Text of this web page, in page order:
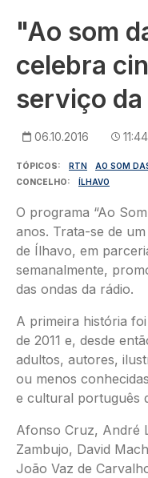
"Ao som
celebra
serviço
06.10.2016 11:44
TÓPICOS RTN AO SOM
CONCELHO
ÍLHAVO
O programa “Ao
anos. Trata-se de
de Ílhavo, em
semanalmente,
das ondas da rádio.
A primeira história
de 2011 e, desde
adultos, autores,
ou menos
e cultural português
Afonso Cruz, André
Zambujo, David
João Vaz de